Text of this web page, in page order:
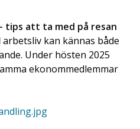
tips att ta med på resan
kan kännas både
Under hösten 2025
ekonommedlemmar